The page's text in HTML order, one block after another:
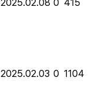
2025.02.08 0 415
2025.02.03 0 1104